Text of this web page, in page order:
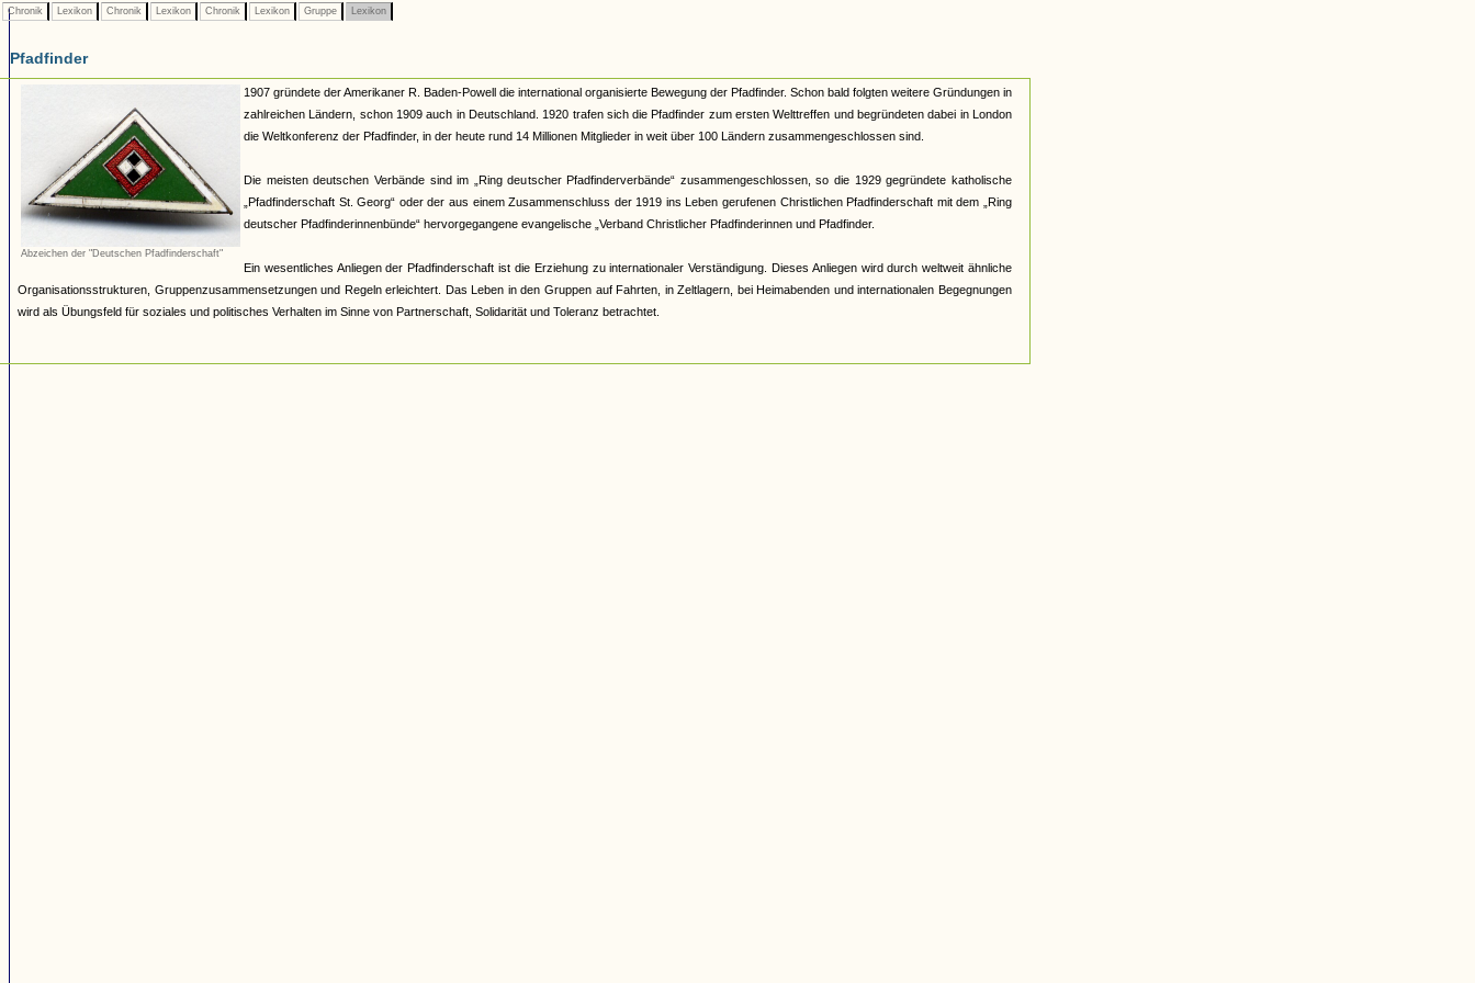
Chronik Lexikon Chronik Lexikon Chronik Lexikon Gruppe Lexikon
Pfadfinder
Abzeichen der "Deutschen Pfadfinderschaft"
1907 gründete der Amerikaner R. Baden-Powell die international organisierte Bewegung der Pfadfinder. Schon bald folgten weitere Gründungen in
zahlreichen Ländern, schon 1909 auch in Deutschland. 1920 trafen sich die Pfadfinder zum ersten Welttreffen und begründeten dabei in London
die Weltkonferenz der Pfadfinder, in der heute rund 14 Millionen Mitglieder in weit über 100 Ländern zusammengeschlossen sind.
Die meisten deutschen Verbände sind im „Ring deutscher Pfadfinderverbände“ zusammengeschlossen, so die 1929 gegründete katholische
„Pfadfinderschaft St. Georg“ oder der aus einem Zusammenschluss der 1919 ins Leben gerufenen Christlichen Pfadfinderschaft mit dem „Ring
deutscher Pfadfinderinnenbünde“ hervorgegangene evangelische „Verband Christlicher Pfadfinderinnen und Pfadfinder.
Ein wesentliches Anliegen der Pfadfinderschaft ist die Erziehung zu internationaler Verständigung. Dieses Anliegen wird durch weltweit ähnliche
Organisationsstrukturen, Gruppenzusammensetzungen und Regeln erleichtert. Das Leben in den Gruppen auf Fahrten, in Zeltlagern, bei Heimabenden und internationalen Begegnungen
wird als Übungsfeld für soziales und politisches Verhalten im Sinne von Partnerschaft, Solidarität und Toleranz betrachtet.